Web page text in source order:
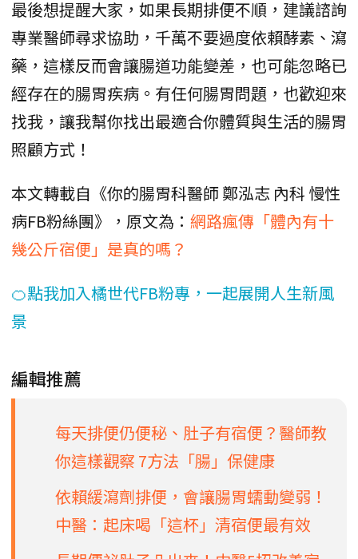
最後想提醒大家，如果長期排便不順，建議諮詢
專業醫師尋求協助，千萬不要過度依賴酵素、瀉
藥，這樣反而會讓腸道功能變差，也可能忽略已
經存在的腸胃疾病。有任何腸胃問題，也歡迎來
找我，讓我幫你找出最適合你體質與生活的腸胃
照顧方式！
本文轉載自《你的腸胃科醫師 鄭泓志 內科 慢性
病FB粉絲團》，原文為： 網路瘋傳「體內有十
幾公斤宿便」是真的嗎？
🍊點我加入橘世代FB粉專，一起展開人生新風
景
編輯推薦
每天排便仍便秘、肚子有宿便？醫師教
你這樣觀察 7方法「腸」保健康
依賴緩瀉劑排便，會讓腸胃蠕動變弱！
中醫：起床喝「這杯」清宿便最有效